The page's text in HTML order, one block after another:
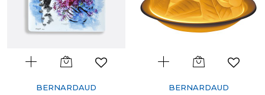
BERNARDAUD BERNARDAUD